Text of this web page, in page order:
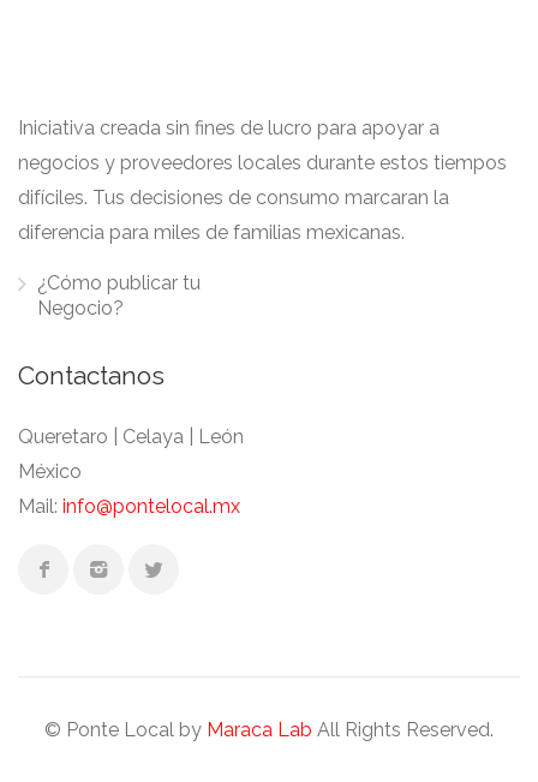
Iniciativa creada sin fines de lucro para apoyar a
negocios y proveedores locales durante estos tiempos
difíciles. Tus decisiones de consumo marcaran la
diferencia para miles de familias mexicanas.
¿Cómo publicar tu
Negocio?
Contactanos
Queretaro | Celaya | León
México
Mail: info@pontelocal.mx
© Ponte Local by Maraca Lab All Rights Reserved.